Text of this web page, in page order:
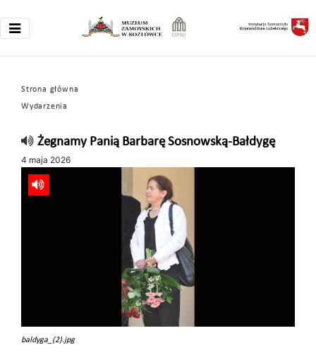
Strona główna
Wydarzenia
Żegnamy Panią Barbarę Sosnowską-Bałdygę
4 maja 2026
baldyga_(2).jpg